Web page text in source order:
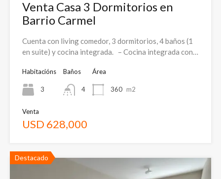
Venta Casa 3 Dormitorios en
Barrio Carmel
Cuenta con living comedor, 3 dormitorios, 4 baños (1
en suite) y cocina integrada. – Cocina integrada con…
Habitacións
3
Baños
4
Área
360 m2
Venta
USD 628,000
Destacado